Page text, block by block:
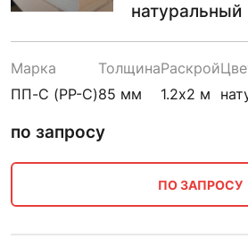
натуральный
Марка
ПП-С (PP-C)
Толщина
85 мм
Раскрой
1.2х2 м
по запросу
ПО ЗАПРОСУ